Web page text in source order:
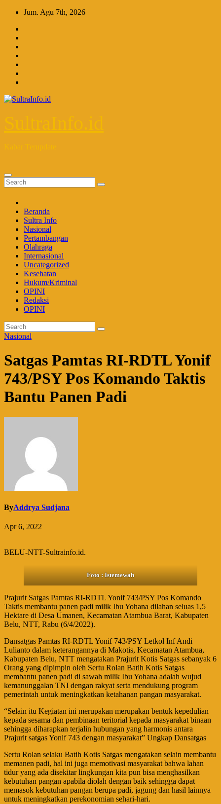
Skip
content
Jum. Agu 7th, 2026
SultraInfo.id
Kabar Terupdate
Beranda
Sultra Info
Nasional
Pertambangan
Olahraga
Internasional
Uncategorized
Kesehatan
Hukum/Kriminal
OPINI
Redaksi
OPINI
Nasional
Satgas Pamtas RI-RDTL Yonif
743/PSY Pos Komando Taktis
Bantu Panen Padi
ByAddrya Sudjana
Apr 6, 2022
BELU-NTT-Sultrainfo.id.
Foto : Istemewah
Prajurit Satgas Pamtas RI-RDTL Yonif 743/PSY Pos Komando
Taktis membantu panen padi milik Ibu Yohana dilahan seluas 1,5
Hektare di Desa Umanen, Kecamatan Atambua Barat, Kabupaten
Belu, NTT, Rabu (6/4/2022).
Dansatgas Pamtas RI-RDTL Yonif 743/PSY Letkol Inf Andi
Lulianto dalam keterangannya di Makotis, Kecamatan Atambua,
Kabupaten Belu, NTT mengatakan Prajurit Kotis Satgas sebanyak 6
Orang yang dipimpin oleh Sertu Rolan Batih Kotis Satgas
membantu panen padi di sawah milik Ibu Yohana adalah wujud
kemanunggalan TNI dengan rakyat serta mendukung program
pemerintah untuk meningkatkan ketahanan pangan masyarakat.
“Selain itu Kegiatan ini merupakan merupakan bentuk kepedulian
kepada sesama dan pembinaan teritorial kepada masyarakat binaan
sehingga diharapkan terjalin hubungan yang harmonis antara
Prajurit satgas Yonif 743 dengan masyarakat” Ungkap Dansatgas
Sertu Rolan selaku Batih Kotis Satgas mengatakan selain membantu
memanen padi, hal ini juga memotivasi masyarakat bahwa lahan
tidur yang ada disekitar lingkungan kita pun bisa menghasilkan
kebutuhan pangan apabila diolah dengan baik sehingga dapat
memasok kebutuhan pangan berupa padi, jagung dan hasil lainnya
untuk meningkatkan perekonomian sehari-hari.